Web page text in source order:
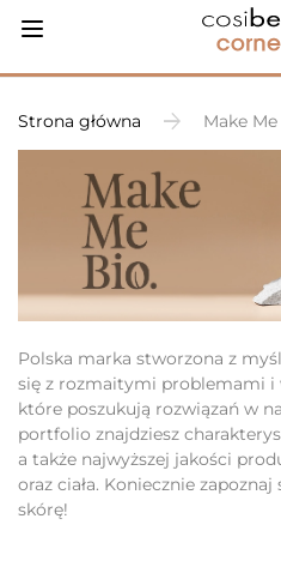
Strona główna Make
Polska marka stworzona z
się z rozmaitymi problemami i
które poszukują rozwiązań w
portfolio znajdziesz
a także najwyższej jakości
oraz ciała. Koniecznie
skórę!